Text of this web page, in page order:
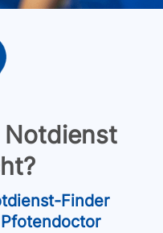
Finder